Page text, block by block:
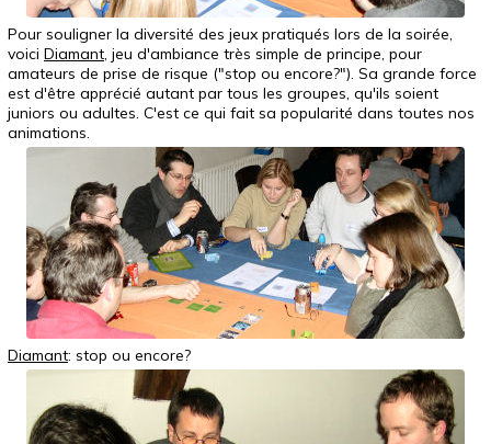
Pour souligner la diversité des jeux pratiqués lors de la soirée,
voici Diamant, jeu d'ambiance très simple de principe, pour
amateurs de prise de risque ("stop ou encore?"). Sa grande force
est d'être apprécié autant par tous les groupes, qu'ils soient
juniors ou adultes. C'est ce qui fait sa popularité dans toutes nos
animations.
Diamant: stop ou encore?